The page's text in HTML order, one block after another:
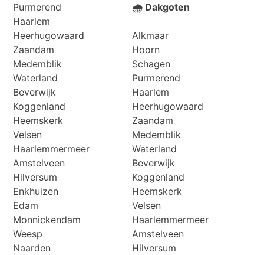
Purmerend
Haarlem
Heerhugowaard
Zaandam
Medemblik
Waterland
Beverwijk
Koggenland
Heemskerk
Velsen
Haarlemmermeer
Amstelveen
Hilversum
Enkhuizen
Edam
Monnickendam
Weesp
Naarden
🌧️ Dakgoten
Alkmaar
Hoorn
Schagen
Purmerend
Haarlem
Heerhugowaard
Zaandam
Medemblik
Waterland
Beverwijk
Koggenland
Heemskerk
Velsen
Haarlemmermeer
Amstelveen
Hilversum